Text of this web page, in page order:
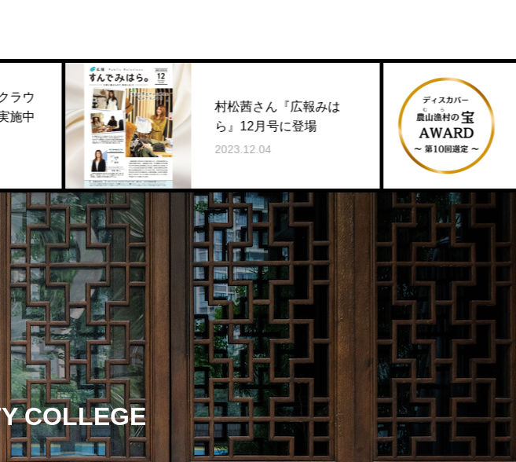
村松茜さん『広報みは
ら』12月号に登場
2023.12.04
SCC一期生の革新
ジェクトが「ディス
ー農山漁村の宝」で
2023.11.22
COLLEGE